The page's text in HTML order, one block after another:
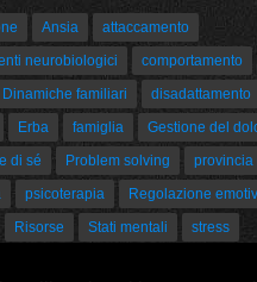
Ansia
attaccamento
neurobiologici
comportamento
Dinamiche familiari disadattamento
Erba famiglia Gestione del
di sé
Problem solving
provincia
psicoterapia Regolazione
Risorse Stati mentali
stress